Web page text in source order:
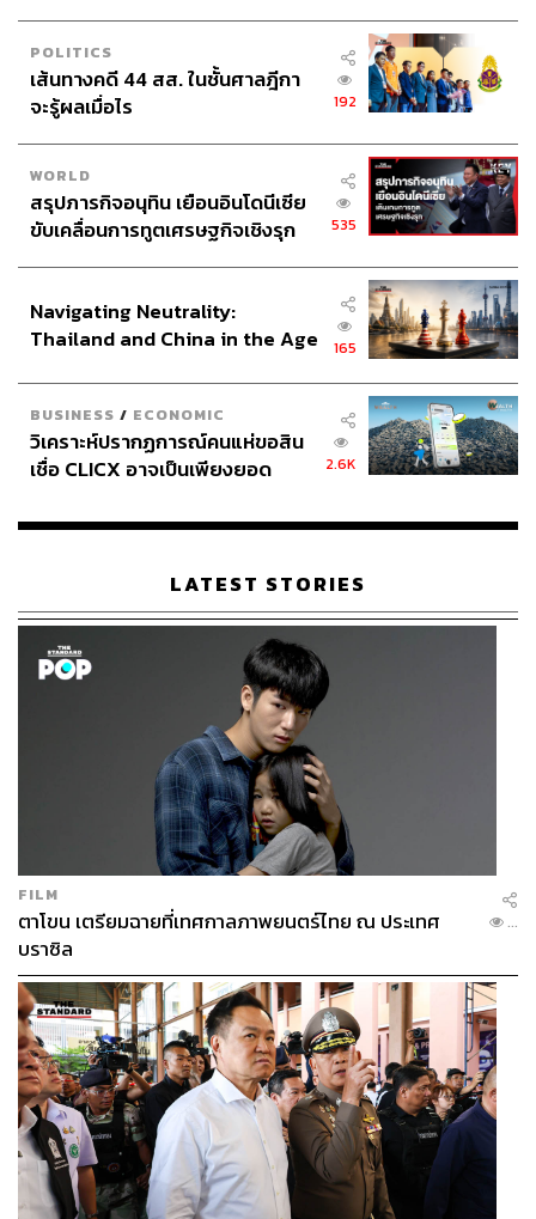
POLITICS
เส้นทางคดี 44 สส. ในชั้นศาลฎีกา
จะรู้ผลเมื่อไร
192
WORLD
สรุปภารกิจอนุทิน เยือนอินโดนีเซีย
ขับเคลื่อนการทูตเศรษฐกิจเชิงรุก
535
Navigating Neutrality:
Thailand and China in the Age
165
BUSINESS / ECONOMIC
วิเคราะห์ปรากฏการณ์คนแห่ขอสิน
เชื่อ CLICX อาจเป็นเพียงยอด
เรือนไทยที่ถูกซุกไว้
2.6K
LATEST STORIES
FILM
ตาโขน เตรียมฉายที่เทศกาลภาพยนตร์ไทย ณ ประเทศ
บราซิล
...